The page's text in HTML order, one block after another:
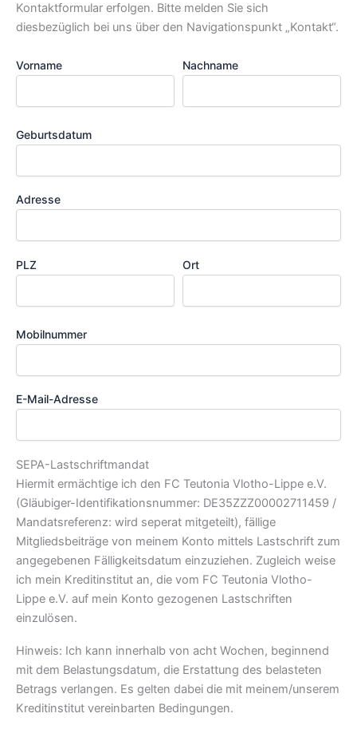
Kontaktformular erfolgen. Bitte melden Sie sich
diesbezüglich bei uns über den Navigationspunkt „Kontakt“.
Vorname Nachname
Geburtsdatum
Adresse
PLZ Ort
Mobilnummer
E-Mail-Adresse
SEPA-Lastschriftmandat
Hiermit ermächtige ich den FC Teutonia Vlotho-Lippe e.V.
(Gläubiger-Identifikationsnummer: DE35ZZZ00002711459 /
Mandatsreferenz: wird seperat mitgeteilt), fällige
Mitgliedsbeiträge von meinem Konto mittels Lastschrift zum
angegebenen Fälligkeitsdatum einzuziehen. Zugleich weise
ich mein Kreditinstitut an, die vom FC Teutonia Vlotho-
Lippe e.V. auf mein Konto gezogenen Lastschriften
einzulösen.
Hinweis: Ich kann innerhalb von acht Wochen, beginnend
mit dem Belastungsdatum, die Erstattung des belasteten
Betrags verlangen. Es gelten dabei die mit meinem/unserem
Kreditinstitut vereinbarten Bedingungen.